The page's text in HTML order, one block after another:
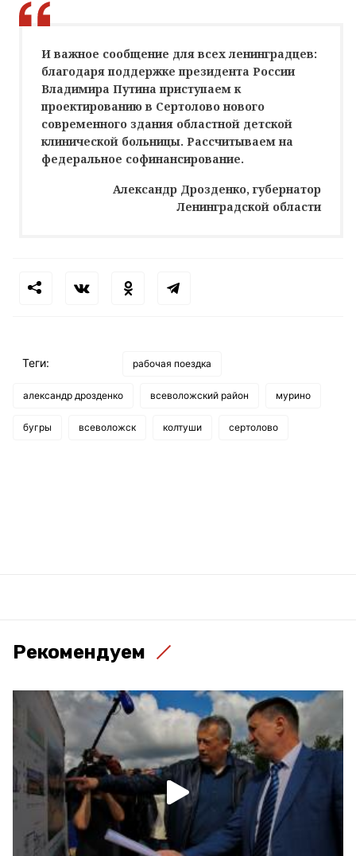
И важное сообщение для всех ленинградцев:
благодаря поддержке президента России
Владимира Путина приступаем к
проектированию в Сертолово нового
современного здания областной детской
клинической больницы. Рассчитываем на
федеральное софинансирование.
Александр Дрозденко, губернатор
Ленинградской области
Теги: рабочая поездка
александр дрозденко всеволожский район мурино
бугры всеволожск колтуши сертолово
Рекомендуем